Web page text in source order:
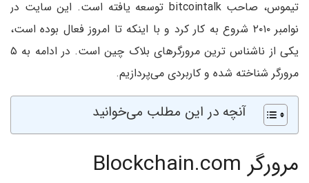
تیموس، صاحب bitcointalk توسعه یافته است. این سایت در
نوامبر ۲۰۱۰ شروع به کار کرد و با اینکه تا امروز فعال بوده است،
یکی از ناشناس ترین مرورگرهای بلاک چین است. در ادامه به ۵
مرورگر شناخته شده و کاربردی می‌پردازیم.
آنچه در این مطلب می‌خوانید
مرورگر Blockchain.com